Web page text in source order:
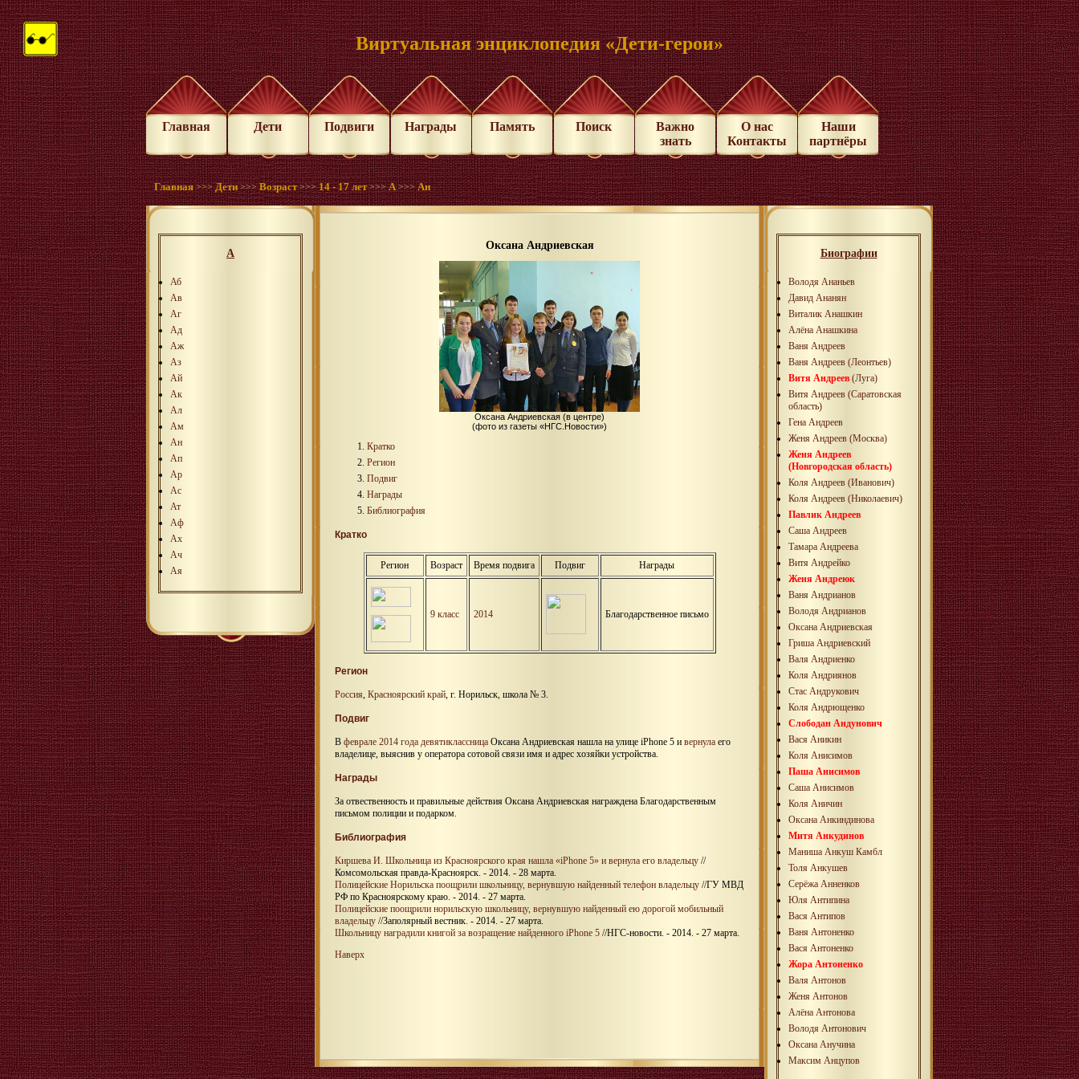
Виртуальная энциклопедия «Дети-герои»
Главная Дети Подвиги Награды Память Поиск
Важно
знать
О нас
Контакты
Наши
партнёры
Главная >>>Дети >>>Возраст >>>14 - 17 лет >>>А >>>Ан
А
Аб
Ав
Аг
Ад
Аж
Аз
Ай
Ак
Ал
Ам
Ан
Ап
Ар
Ас
Ат
Аф
Ах
Ач
Ая
Биографии
Володя Ананьев
Давид Ананян
Виталик Анашкин
Алёна Анашкина
Ваня Андреев
Ваня Андреев (Леонтьев)
Витя Андреев (Луга)
Витя Андреев (Саратовская
область)
Гена Андреев
Женя Андреев (Москва)
Женя Андреев
(Новгородская область)
Коля Андреев (Иванович)
Коля Андреев (Николаевич)
Павлик Андреев
Саша Андреев
Тамара Андреева
Витя Андрейко
Женя Андреюк
Ваня Андрианов
Володя Андрианов
Оксана Андриевская
Гриша Андриевский
Валя Андриенко
Коля Андриянов
Стас Андрукович
Коля Андрющенко
Слободан Андунович
Вася Аникин
Коля Анисимов
Паша Анисимов
Саша Анисимов
Коля Аничин
Оксана Анкиндинова
Митя Анкудинов
Маниша Анкуш Камбл
Толя Анкушев
Серёжа Анненков
Юля Антипина
Вася Антипов
Ваня Антоненко
Вася Антоненко
Жора Антоненко
Валя Антонов
Женя Антонов
Алёна Антонова
Володя Антонович
Оксана Анучина
Максим Анцупов
Оксана Андриевская
Оксана Андриевская (в центре)
(фото из газеты «НГС.Новости»)
Кратко
Регион
Подвиг
Награды
Библиография
Кратко
Регион Возраст Время подвига Подвиг Награды
9 класс 2014 Благодарственное письмо
Регион
Россия, Красноярский край, г. Норильск, школа № 3.
Подвиг
В феврале 2014 года девятиклассница Оксана Андриевская нашла на улице iPhone 5 и вернула его
владелице, выяснив у оператора сотовой связи имя и адрес хозяйки устройства.
Награды
За отвественность и правильные действия Оксана Андриевская награждена Благодарственным
письмом полиции и подарком.
Библиография
Киршева И. Школьница из Красноярского края нашла «iPhone 5» и вернула его владельцу //
Комсомольская правда-Красноярск. - 2014. - 28 марта.
Полицейские Норильска поощрили школьницу, вернувшую найденный телефон владельцу //ГУ МВД
РФ по Красноярскому краю. - 2014. - 27 марта.
Полицейские поощрили норильскую школьницу, вернувшую найденный ею дорогой мобильный
владельцу //Заполярный вестник. - 2014. - 27 марта.
Школьницу наградили книгой за возращение найденного iPhone 5 //НГС-новости. - 2014. - 27 марта.
Наверх